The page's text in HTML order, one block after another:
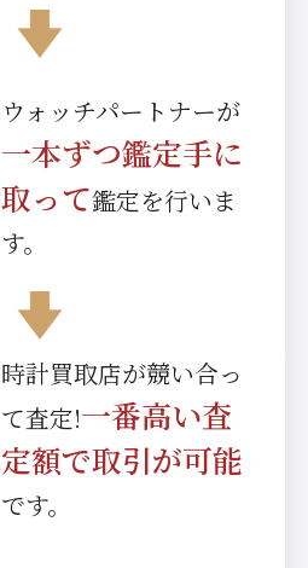
ウォッチパートナーが
一本ずつ鑑定手に
取って鑑定を行いま
す。
時計買取店が競い合っ
て査定!一番高い査
定額で取引が可能
です。